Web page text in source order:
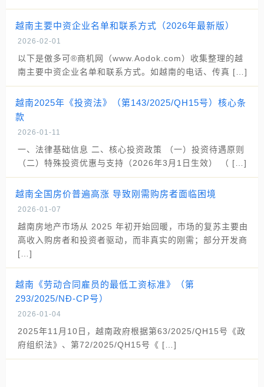
越南主要中资企业名单和联系方式（2026年最新版）
2026-02-01
以下是傲多可®商机网（www.Aodok.com）收集整理的越
南主要中资企业名单和联系方式。如越南的电话、传真 […]
越南2025年《投资法》（第143/2025/QH15号）核心条
款
2026-01-11
一、法律基础信息 二、核心投资政策 （一）投资待遇原则
（二）特殊投资优惠与支持（2026年3月1日生效） （ […]
越南全国房价普遍高涨 导致刚需购房者面临困境
2026-01-07
越南房地产市场从 2025 年初开始回暖，市场的复苏主要由
高收入购房者和投资者驱动，而非真实的刚需；部分开发商
[…]
越南《劳动合同雇员的最低工资标准》（第
293/2025/NĐ-CP号）
2026-01-04
2025年11月10日，越南政府根据第63/2025/QH15号《政
府组织法》、第72/2025/QH15号《 […]